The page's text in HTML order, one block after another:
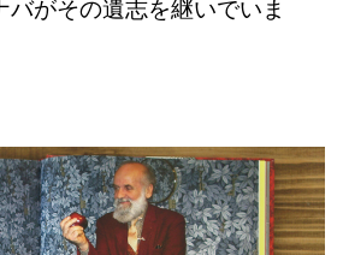
がその遺志を継いでいま